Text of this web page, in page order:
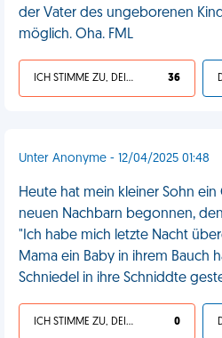
der Vater des ungeborenen
möglich. Oha. FML
ICH STIMME ZU, DEIN LEBEN IST SCHEISSE 36
Unter Anonyme - 12/04/2025 01:48
Heute hat mein kleiner Sohn
neuen Nachbarn begonnen,
"Ich habe mich letzte Nacht
Mama ein Baby in ihrem Bauch
Schniedel in ihre Schniddte
ICH STIMME ZU, DEIN LEBEN IST SCHEISSE 0